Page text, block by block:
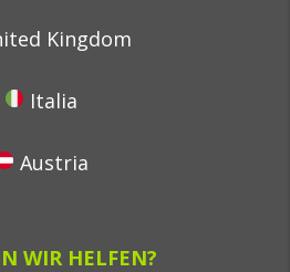
Kingdom
Italia
Austria
WIR HELFEN?